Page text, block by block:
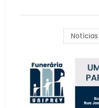
Notícias